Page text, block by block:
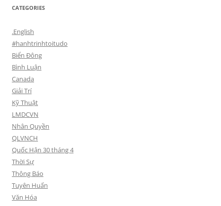
CATEGORIES
.English
#hanhtrinhtoitudo
Biển Đông
Bình Luận
Canada
Giải Trí
Kỹ Thuật
LMDCVN
Nhân Quyền
QLVNCH
Quốc Hận 30 tháng 4
Thời Sự
Thông Báo
Tuyên Huấn
Văn Hóa